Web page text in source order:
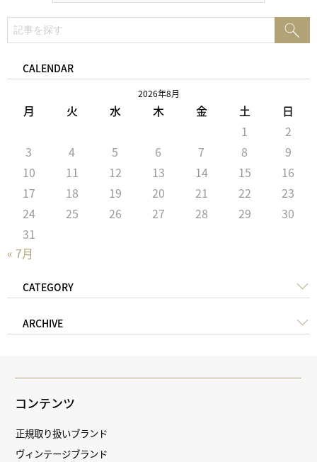
索:
CALENDAR
2026年8月
月 火 水 木 金 土 日
« 7月
1
2
3
4 5 6 7 8
9
10
11 12 13 14 15
16
17
18 19 20 21 22
23
24
25 26 27 28 29
30
31
CATEGORY
ARCHIVE
コンテンツ
正規取り扱いブランド
ヴィンテージブランド